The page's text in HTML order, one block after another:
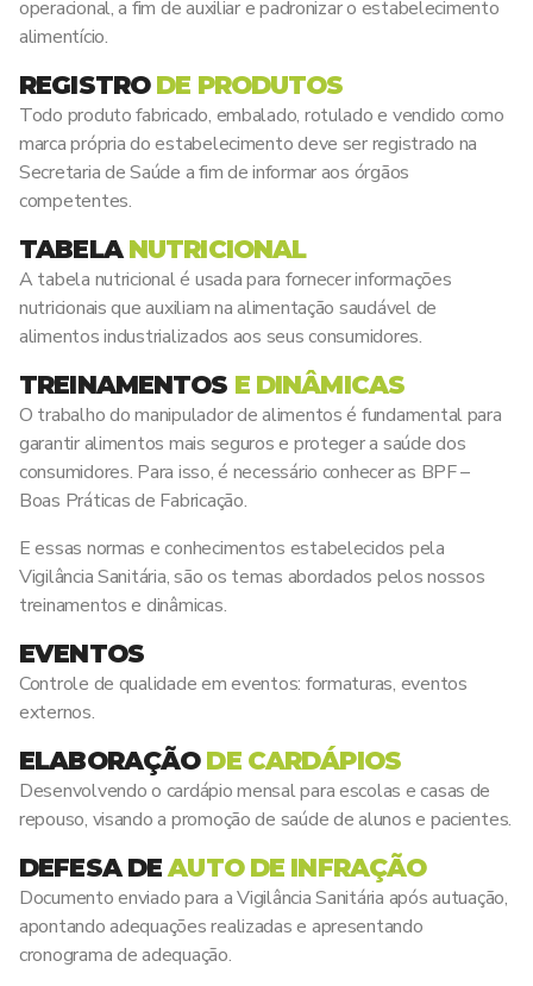
operacional, a fim de auxiliar e padronizar o estabelecimento
alimentício.
REGISTRO DE PRODUTOS
Todo produto fabricado, embalado, rotulado e vendido como
marca própria do estabelecimento deve ser registrado na
Secretaria de Saúde a fim de informar aos órgãos
competentes.
TABELA NUTRICIONAL
A tabela nutricional é usada para fornecer informações
nutricionais que auxiliam na alimentação saudável de
alimentos industrializados aos seus consumidores.
TREINAMENTOS E DINÂMICAS
O trabalho do manipulador de alimentos é fundamental para
garantir alimentos mais seguros e proteger a saúde dos
consumidores. Para isso, é necessário conhecer as BPF –
Boas Práticas de Fabricação.
E essas normas e conhecimentos estabelecidos pela
Vigilância Sanitária, são os temas abordados pelos nossos
treinamentos e dinâmicas.
EVENTOS
Controle de qualidade em eventos: formaturas, eventos
externos.
ELABORAÇÃO DE CARDÁPIOS
Desenvolvendo o cardápio mensal para escolas e casas de
repouso, visando a promoção de saúde de alunos e pacientes.
DEFESA DEAUTO DE INFRAÇÃO
Documento enviado para a Vigilância Sanitária após autuação,
apontando adequações realizadas e apresentando
cronograma de adequação.